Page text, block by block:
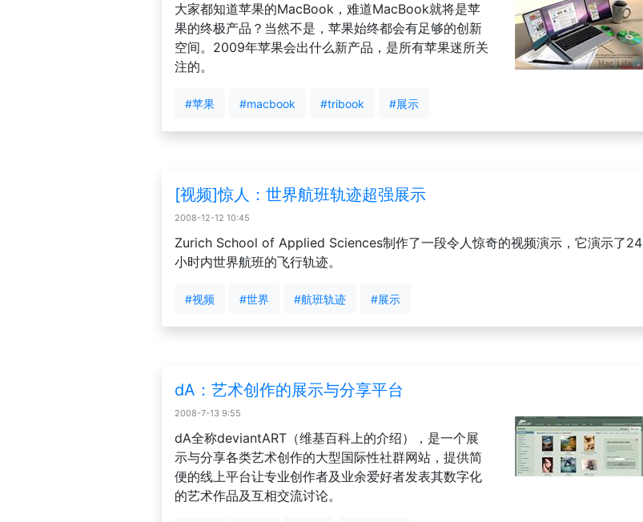
大家都知道苹果的MacBook，难道MacBook就将是苹
果的终极产品？当然不是，苹果始终都会有足够的创新
空间。2009年苹果会出什么新产品，是所有苹果迷所关
注的。
#苹果 #macbook #tribook #展示
[视频]惊人：世界航班轨迹超强展示
2008-12-12 10:45
Zurich School of Applied Sciences制作了一段令人惊奇的视频演示，它演示了24
小时内世界航班的飞行轨迹。
#视频 #世界 #航班轨迹 #展示
dA：艺术创作的展示与分享平台
2008-7-13 9:55
dA全称deviantART（维基百科上的介绍），是一个展
示与分享各类艺术创作的大型国际性社群网站，提供简
便的线上平台让专业创作者及业余爱好者发表其数字化
的艺术作品及互相交流讨论。